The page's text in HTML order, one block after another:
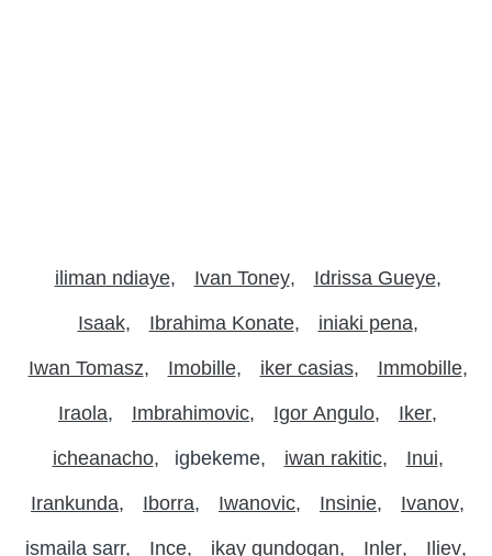
iliman ndiaye Ivan Toney Idrissa Gueye
Isaak Ibrahima Konate iniaki pena
Iwan Tomasz Imobille iker casias Immobille
Iraola Imbrahimovic Igor Angulo Iker
icheanacho igbekeme iwan rakitic Inui
Irankunda Iborra Iwanovic Insinie Ivanov
ismaila sarr Ince ikay gundogan Inler Iliev